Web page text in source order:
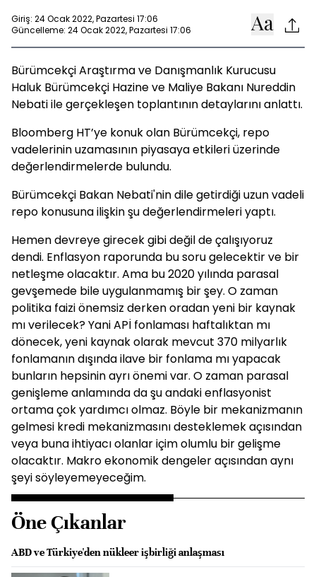
Giriş: 24 Ocak 2022, Pazartesi 17:06
Güncelleme: 24 Ocak 2022, Pazartesi 17:06
Bürümcekçi Araştırma ve Danışmanlık Kurucusu
Haluk Bürümcekçi Hazine ve Maliye Bakanı Nureddin
Nebati ile gerçekleşen toplantının detaylarını anlattı.
Bloomberg HT’ye konuk olan Bürümcekçi, repo
vadelerinin uzamasının piyasaya etkileri üzerinde
değerlendirmelerde bulundu.
Bürümcekçi Bakan Nebati'nin dile getirdiği uzun vadeli
repo konusuna ilişkin şu değerlendirmeleri yaptı.
Hemen devreye girecek gibi değil de çalışıyoruz
dendi. Enflasyon raporunda bu soru gelecektir ve bir
netleşme olacaktır. Ama bu 2020 yılında parasal
gevşemede bile uygulanmamış bir şey. O zaman
politika faizi önemsiz derken oradan yeni bir kaynak
mı verilecek? Yani APİ fonlaması haftalıktan mı
dönecek, yeni kaynak olarak mevcut 370 milyarlık
fonlamanın dışında ilave bir fonlama mı yapacak
bunların hepsinin ayrı önemi var. O zaman parasal
genişleme anlamında da şu andaki enflasyonist
ortama çok yardımcı olmaz. Böyle bir mekanizmanın
gelmesi kredi mekanizmasını desteklemek açısından
veya buna ihtiyacı olanlar içim olumlu bir gelişme
olacaktır. Makro ekonomik dengeler açısından aynı
şeyi söyleyemeyeceğim.
Öne Çıkanlar
ABD ve Türkiye'den nükleer işbirliği anlaşması